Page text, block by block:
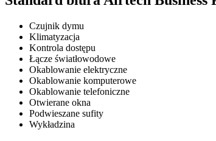
Czujnik dymu
Klimatyzacja
Kontrola dostępu
Łącze światłowodowe
Okablowanie elektryczne
Okablowanie komputerowe
Okablowanie telefoniczne
Otwierane okna
Podwieszane sufity
Wykładzina